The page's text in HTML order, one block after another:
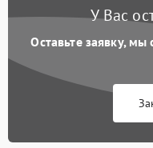
У Вас
Оставьте заявку,